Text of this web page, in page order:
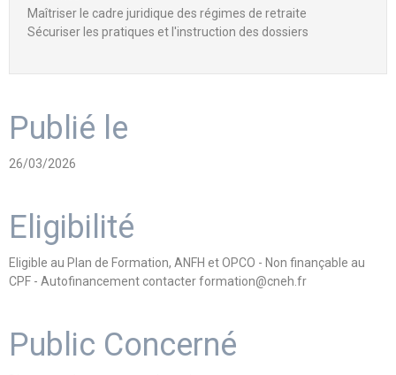
Maîtriser le cadre juridique des régimes de retraite
Sécuriser les pratiques et l'instruction des dossiers
Publié le
26/03/2026
Eligibilité
Eligible au Plan de Formation, ANFH et OPCO - Non finançable au
CPF - Autofinancement contacter formation@cneh.fr
Public Concerné